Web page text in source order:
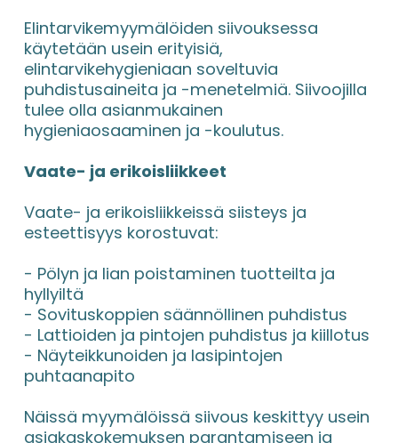
Elintarvikemyymälöiden siivouksessa
käytetään usein erityisiä,
elintarvikehygieniaan soveltuvia
puhdistusaineita ja -menetelmiä. Siivoojilla
tulee olla asianmukainen
hygieniaosaaminen ja -koulutus.
Vaate- ja erikoisliikkeet
Vaate- ja erikoisliikkeissä siisteys ja
esteettisyys korostuvat:
- Pölyn ja lian poistaminen tuotteilta ja
hyllyiltä
- Sovituskoppien säännöllinen puhdistus
- Lattioiden ja pintojen puhdistus ja kiillotus
- Näyteikkunoiden ja lasipintojen
puhtaanapito
Näissä myymälöissä siivous keskittyy usein
asiakaskokemuksen parantamiseen ja